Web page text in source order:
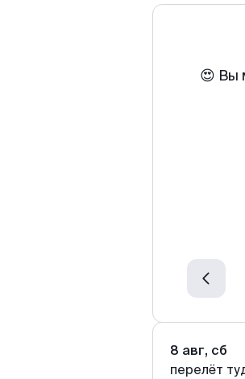
😍 Вы
8 авг, сб
перелёт